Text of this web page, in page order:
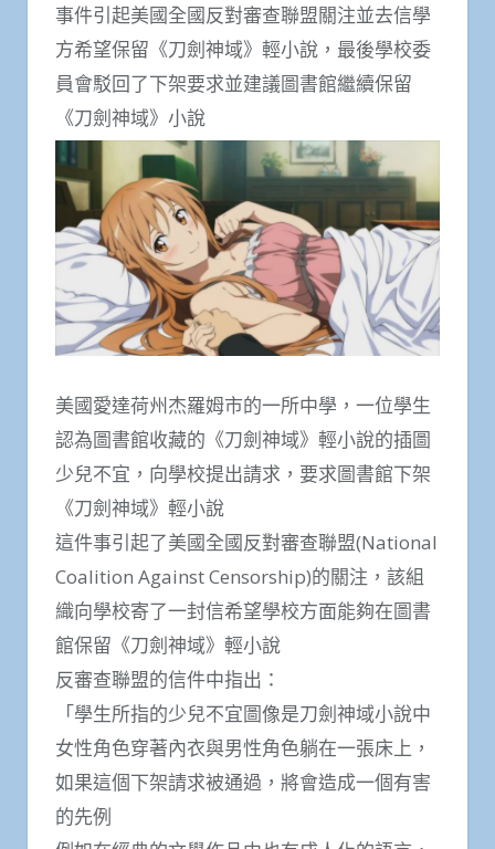
事件引起美國全國反對審查聯盟關注並去信學
方希望保留《刀劍神域》輕小說，最後學校委
員會駁回了下架要求並建議圖書館繼續保留
《刀劍神域》小說
美國愛達荷州杰羅姆市的一所中學，一位學生
認為圖書館收藏的《刀劍神域》輕小說的插圖
少兒不宜，向學校提出請求，要求圖書館下架
《刀劍神域》輕小說
這件事引起了美國全國反對審查聯盟(National
Coalition Against Censorship)的關注，該組
織向學校寄了一封信希望學校方面能夠在圖書
館保留《刀劍神域》輕小說
反審查聯盟的信件中指出：
「學生所指的少兒不宜圖像是刀劍神域小說中
女性角色穿著內衣與男性角色躺在一張床上，
如果這個下架請求被通過，將會造成一個有害
的先例